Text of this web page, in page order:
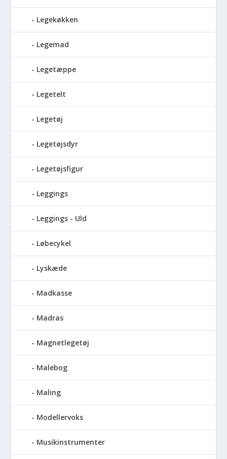
Legekøkken
Legemad
Legetæppe
Legetelt
Legetøj
Legetøjsdyr
Legetøjsfigur
Leggings
Leggings - Uld
Løbecykel
Lyskæde
Madkasse
Madras
Magnetlegetøj
Malebog
Maling
Modellervoks
Musikinstrumenter